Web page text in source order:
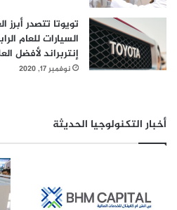
تويوتا تتصدر أبرز
السيارات للعام
إنتربراند لأفضل
نوفمبر 17, 2020
أخبار التكنولوجيا الحديثة